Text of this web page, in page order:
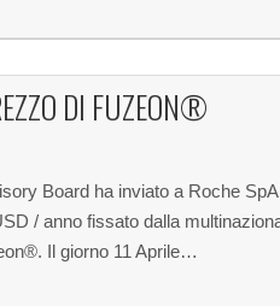
DI FUZEON®
Board ha inviato a Roche
/ anno fissato dalla
Il giorno 11 Aprile…